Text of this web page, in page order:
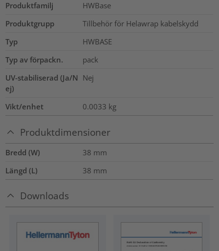
Produktfamilj
HWBase
Produktgrupp
Tillbehör för Helawrap kabelskydd
Typ
HWBASE
Typ av förpackn.
pack
UV-stabiliserad (Ja/N
ej)
Nej
Vikt/enhet 0.0033 kg
Produktdimensioner
Bredd (W) 38 mm
Längd (L)
38 mm
Downloads